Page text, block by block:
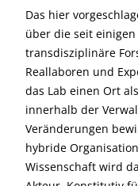
Das hier
über die seit
transdisziplinäre
Reallaboren und
das Lab einen Ort
innerhalb der
Veränderungen
hybride
Wissenschaft wird